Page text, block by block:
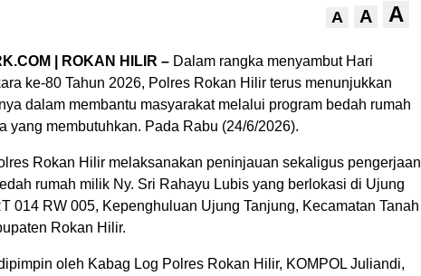
A A A
| ROKAN HILIR – Dalam rangka menyambut Hari
ke-80 Tahun 2026, Polres Rokan Hilir terus menunjukkan
dalam membantu masyarakat melalui program bedah rumah
yang membutuhkan. Pada Rabu (24/6/2026).
Rokan Hilir melaksanakan peninjauan sekaligus pengerjaan
rumah milik Ny. Sri Rahayu Lubis yang berlokasi di Ujung
014 RW 005, Kepenghuluan Ujung Tanjung, Kecamatan Tanah
Rokan Hilir.
oleh Kabag Log Polres Rokan Hilir, KOMPOL Juliandi,